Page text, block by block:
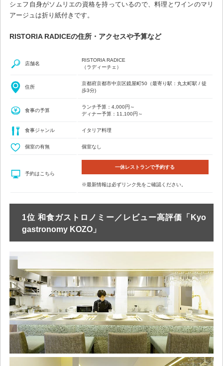
シェフ自身がソムリエの資格を持っているので、料理とワインのマリ
アージュは折り紙付きです。
RISTORIA RADICEの住所・アクセスや予算など
店舗名
RISTORIA RADICE
（ラディーチェ）
住所
京都府京都市中京区鏡屋町50（最寄り駅：丸太町駅 / 徒
歩3分)
食事の予算
ランチ予算：4,000円～
ディナー予算：11,100円～
食事ジャンル イタリア料理
個室の有無 個室なし
予約はこちら
一休レストランで予約する
※最新情報は必ずリンク先をご確認ください。
1位 和食ガストロノミー／レビュー高評価「Kyo
gastronomy KOZO」